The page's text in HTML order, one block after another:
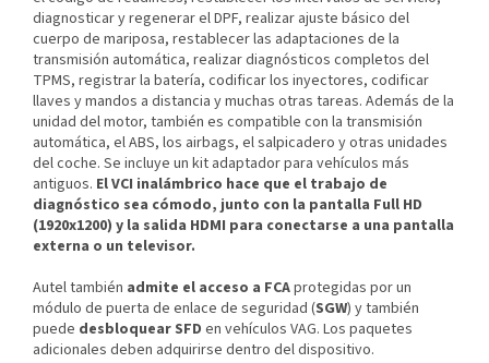
diagnosticar y regenerar el DPF, realizar ajuste básico del
cuerpo de mariposa, restablecer las adaptaciones de la
transmisión automática, realizar diagnósticos completos del
TPMS, registrar la batería, codificar los inyectores, codificar
llaves y mandos a distancia y muchas otras tareas. Además de la
unidad del motor, también es compatible con la transmisión
automática, el ABS, los airbags, el salpicadero y otras unidades
del coche. Se incluye un kit adaptador para vehículos más
antiguos. El VCI inalámbrico hace que el trabajo de
diagnóstico sea cómodo, junto con la pantalla Full HD
(1920x1200) y la salida HDMI para conectarse a una pantalla
externa o un televisor.
Autel también admite el acceso a FCAprotegidas por un
módulo de puerta de enlace de seguridad (SGW) y también
puede desbloquear SFD en vehículos VAG. Los paquetes
adicionales deben adquirirse dentro del dispositivo.